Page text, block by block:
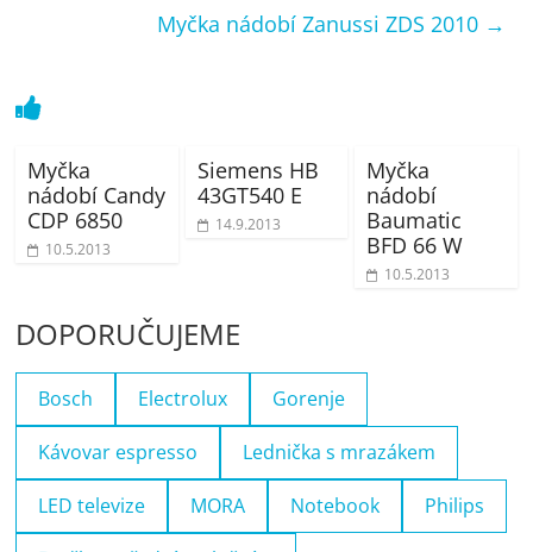
Myčka nádobí Zanussi ZDS 2010 →
Myčka
nádobí Candy
CDP 6850
10.5.2013
Siemens HB
43GT540 E
14.9.2013
Myčka
nádobí
Baumatic
BFD 66 W
10.5.2013
DOPORUČUJEME
Bosch Electrolux Gorenje
Kávovar espresso Lednička s mrazákem
LED televize MORA Notebook Philips